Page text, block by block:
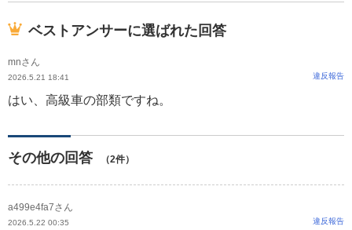
ベストアンサーに選ばれた回答
mnさん
2026.5.21 18:41 違反報告
はい、高級車の部類ですね。
その他の回答 （2件）
a499e4fa7さん
2026.5.22 00:35 違反報告